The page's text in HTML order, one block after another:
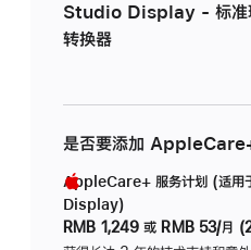
Studio Display - 标准
转换器
是否要添加 AppleCare+
AppleCare+ 服务计划 (适
Display)
RMB 1,249 或 RMB 53/月